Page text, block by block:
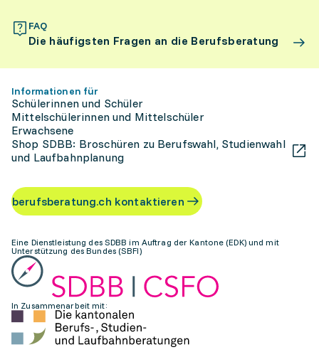
FAQ
Die häufigsten Fragen an die Berufsberatung
Informationen für
Schülerinnen und Schüler
Mittelschülerinnen und Mittelschüler
Erwachsene
Shop SDBB: Broschüren zu Berufswahl, Studienwahl
und Laufbahnplanung
berufsberatung.ch kontaktieren
Eine Dienstleistung des SDBB im Auftrag der Kantone (EDK) und mit
Unterstützung des Bundes (SBFI)
In Zusammenarbeit mit: